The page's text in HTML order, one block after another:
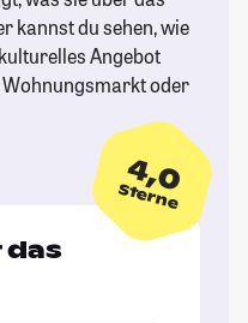
kannst du sehen, wie
Angebot
oder
4,0
Sterne
das